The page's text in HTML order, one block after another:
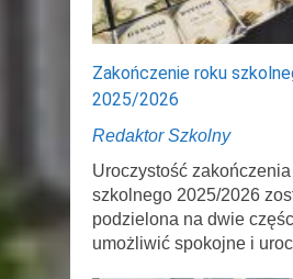
Zakończenie roku
2025/2026
Redaktor Szkolny
Uroczystość
szkolnego 2025/2026
podzielona na dwie
umożliwić spokojne i